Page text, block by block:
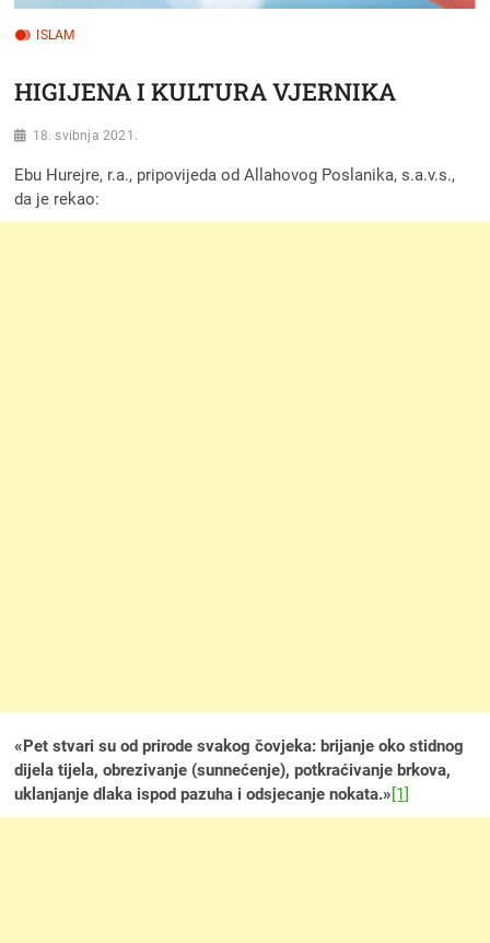
ISLAM
HIGIJENA I KULTURA VJERNIKA
18. svibnja 2021.
Ebu Hurejre, r.a., pripovijeda od Allahovog Poslanika, s.a.v.s.,
da je rekao:
«Pet stvari su od prirode svakog čovjeka: brijanje oko stidnog
dijela tijela, obrezivanje (sunnećenje), potkraćivanje brkova,
uklanjanje dlaka ispod pazuha i odsjecanje nokata.»[1]